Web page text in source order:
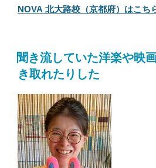
NOVA 北大路校（京都府）はこち
聞き流していた洋楽や映
き取れたりした